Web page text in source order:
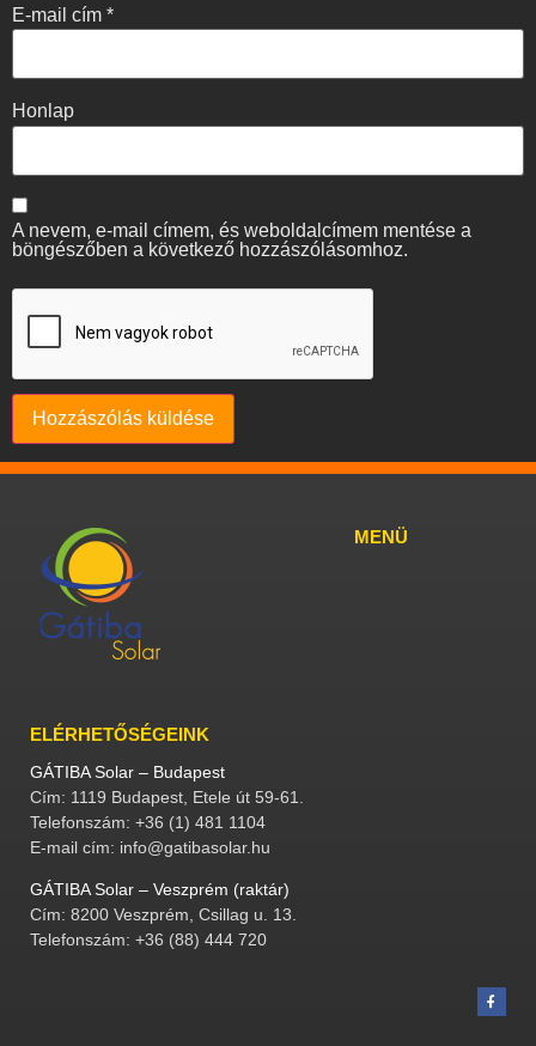
E-mail cím *
Honlap
A nevem, e-mail címem, és weboldalcímem mentése a
böngészőben a következő hozzászólásomhoz.
MENÜ
ELÉRHETŐSÉGEINK
GÁTIBA Solar – Budapest
Cím: 1119 Budapest, Etele út 59-61.
Telefonszám: +36 (1) 481 1104
E-mail cím: info@gatibasolar.hu
GÁTIBA Solar – Veszprém (raktár)
Cím: 8200 Veszprém, Csillag u. 13.
Telefonszám: +36 (88) 444 720